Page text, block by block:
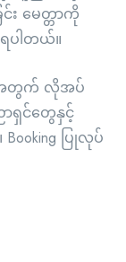
း မေတ္တာကို
ပါတယ်။
အတွက် လိုအပ်
ာရှင်တွေနှင့်
ပြုလုပ်